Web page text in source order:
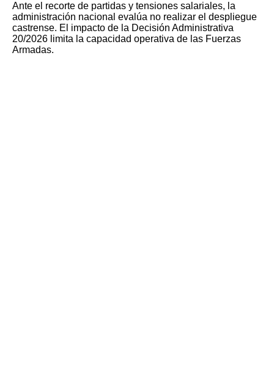
Ante el recorte de partidas y tensiones salariales, la
administración nacional evalúa no realizar el despliegue
castrense. El impacto de la Decisión Administrativa
20/2026 limita la capacidad operativa de las Fuerzas
Armadas.